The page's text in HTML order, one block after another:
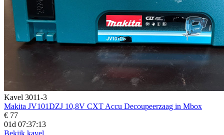
Kavel 3011-3
Makita JV101DZJ 10,8V CXT Accu Decoupeerzaag in Mbox
€ 77
01d 07:37:12
Bekijk kavel